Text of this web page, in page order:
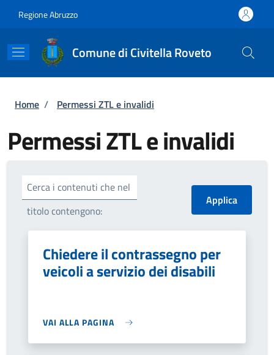
Regione Abruzzo
Comune di Civitella Roveto
Briciole di pane
Home / Permessi ZTL e invalidi
Permessi ZTL e invalidi
Cerca i contenuti che nel
titolo contengono:
Chiedere il contrassegno per
veicoli a servizio dei disabili
VAI ALLA PAGINA